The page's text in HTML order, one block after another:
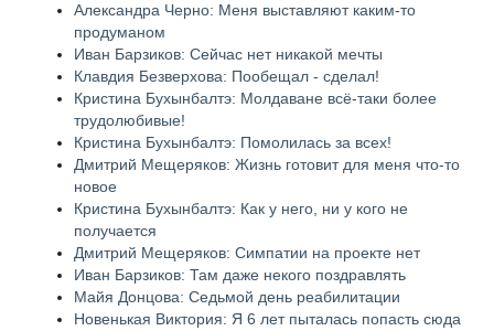
Александра Черно: Меня выставляют каким-то
продуманом
Иван Барзиков: Сейчас нет никакой мечты
Клавдия Безверхова: Пообещал - сделал!
Кристина Бухынбалтэ: Молдаване всё-таки более
трудолюбивые!
Кристина Бухынбалтэ: Помолилась за всех!
Дмитрий Мещеряков: Жизнь готовит для меня что-то
новое
Кристина Бухынбалтэ: Как у него, ни у кого не
получается
Дмитрий Мещеряков: Симпатии на проекте нет
Иван Барзиков: Там даже некого поздравлять
Майя Донцова: Седьмой день реабилитации
Новенькая Виктория: Я 6 лет пыталась попасть сюда